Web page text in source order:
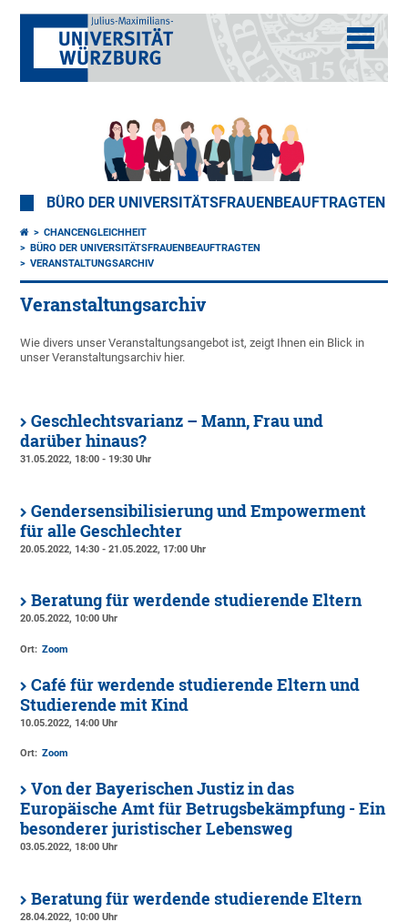
BÜRO DER UNIVERSITÄTSFRAUENBEAUFTRAGTEN
CHANCENGLEICHHEIT
BÜRO DER UNIVERSITÄTSFRAUENBEAUFTRAGTEN
VERANSTALTUNGSARCHIV
Veranstaltungsarchiv
Wie divers unser Veranstaltungsangebot ist, zeigt Ihnen ein Blick in
unser Veranstaltungsarchiv hier.
Geschlechtsvarianz – Mann, Frau und
darüber hinaus?
31.05.2022, 18:00 - 19:30 Uhr
Gendersensibilisierung und Empowerment
für alle Geschlechter
20.05.2022, 14:30 - 21.05.2022, 17:00 Uhr
Beratung für werdende studierende Eltern
20.05.2022, 10:00 Uhr
Ort: Zoom
Café für werdende studierende Eltern und
Studierende mit Kind
10.05.2022, 14:00 Uhr
Ort: Zoom
Von der Bayerischen Justiz in das
Europäische Amt für Betrugsbekämpfung - Ein
besonderer juristischer Lebensweg
03.05.2022, 18:00 Uhr
Beratung für werdende studierende Eltern
28.04.2022, 10:00 Uhr